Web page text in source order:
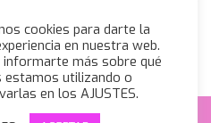
cookies para darte la
en nuestra web.
informarte más sobre qué
estamos utilizando o
en los AJUSTES.